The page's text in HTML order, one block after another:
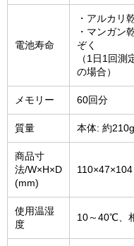
電池寿命
・アルカリ
・マンガン
ぞく
（1日1回
の場合）
メモリー 60回分
質量 本体: 約
商品寸
法/W×H×D
(mm)
110×47×104
使用温湿
度
10～40℃、